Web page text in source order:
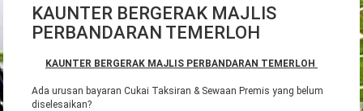
KAUNTER BERGERAK MAJLIS
PERBANDARAN TEMERLOH
KAUNTER BERGERAK MAJLIS PERBANDARAN TEMERLOH
Adaurusan bayaran Cukai Taksiran & Sewaan Premis yang belum
diselesaikan?